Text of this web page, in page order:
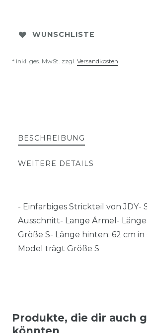
WUNSCHLISTE
* inkl. ges. MwSt. zzgl. Versandkosten
BESCHREIBUNG
WEITERE DETAILS
- Einfarbiges Strickteil von JDY-
Ausschnitt- Lange Ärmel-
Größe S- Länge hinten: 62 cm in
Model trägt Größe S
Produkte, die dir auch